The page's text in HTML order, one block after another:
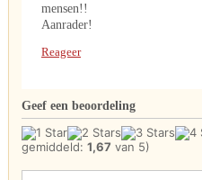
mensen!!
Aanrader!
Reageer
Geef een beoordeling
gemiddeld: 1,67 van 5)